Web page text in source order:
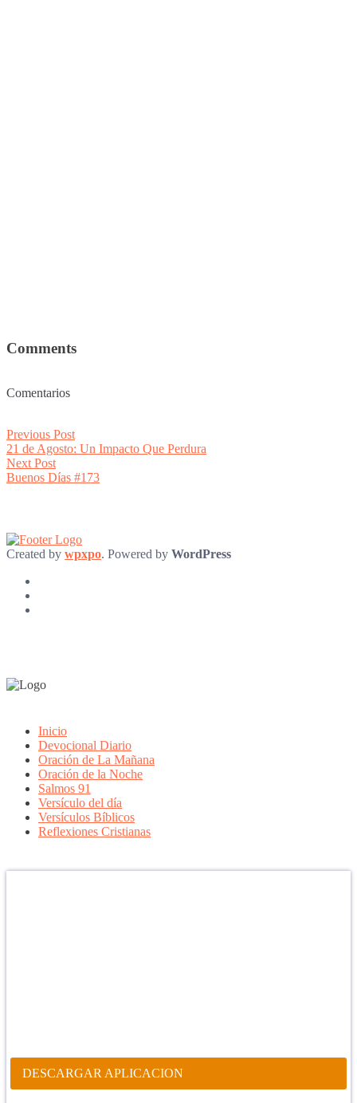
Comments
Comentarios
Post
navigation
Previous PostPrevious
post:
21 de Agosto: Un Impacto Que Perdura
Next PostNext
post:
Buenos Días #173
Created by wpxpo. Powered by WordPress
Inicio
Devocional Diario
Oración de La Mañana
Oración de la Noche
Salmos 91
Versículo del día
Versículos Bíblicos
Reflexiones Cristianas
DESCARGAR APLICACION